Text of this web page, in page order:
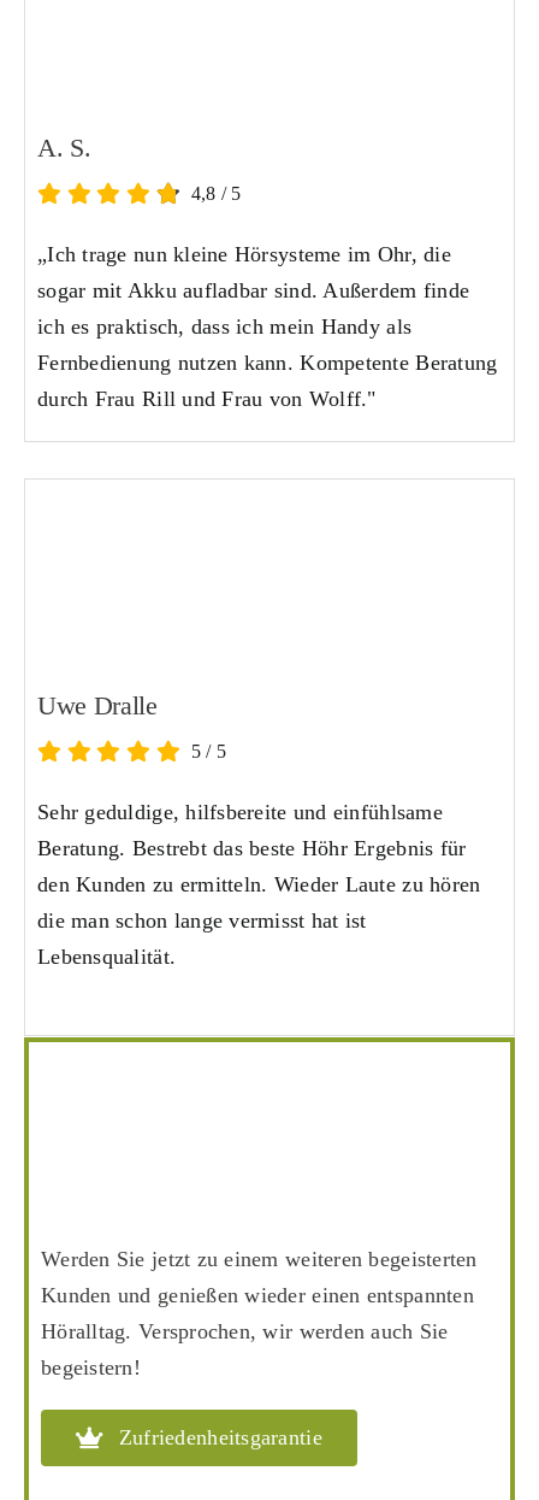
A. S.
4,8 / 5
„Ich trage nun kleine Hörsysteme im Ohr, die
sogar mit Akku aufladbar sind. Außerdem finde
ich es praktisch, dass ich mein Handy als
Fernbedienung nutzen kann. Kompetente Beratung
durch Frau Rill und Frau von Wolff."
Uwe Dralle
5 / 5
Sehr geduldige, hilfsbereite und einfühlsame
Beratung. Bestrebt das beste Höhr Ergebnis für
den Kunden zu ermitteln. Wieder Laute zu hören
die man schon lange vermisst hat ist
Lebensqualität.
Werden Sie jetzt zu einem weiteren begeisterten
Kunden und genießen wieder einen entspannten
Höralltag. Versprochen, wir werden auch Sie
begeistern!
Zufriedenheitsgarantie